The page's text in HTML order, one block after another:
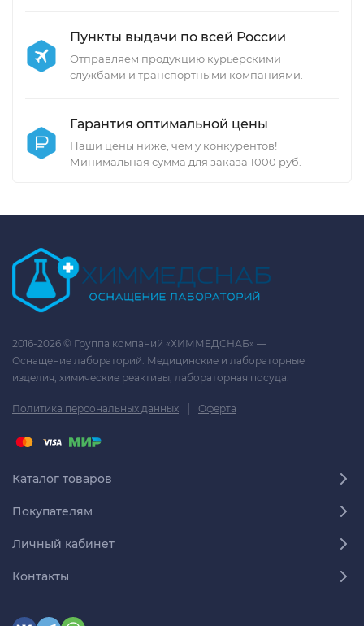
Пункты выдачи по всей России
Отправляем продукцию курьерскими
службами и транспортными компаниями.
Гарантия оптимальной цены
Наши цены ниже, чем у конкурентов!
Минимальная сумма для заказа 1000 руб.
2016-2026 © Группа компаний «ХИММЕДСНАБ» —
Оснащение лабораторий. Медицинские и лабораторные
изделия, химические реактивы, лабораторная посуда.
Политика персональных данных | Оферта
Каталог товаров
Покупателям
Личный кабинет
Контакты